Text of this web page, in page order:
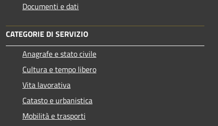
Documenti e dati
CATEGORIE DI SERVIZIO
Anagrafe e stato civile
Cultura e tempo libero
Vita lavorativa
Catasto e urbanistica
Mobilità e trasporti